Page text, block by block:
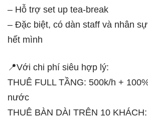
– Hỗ trợ set up tea-break
– Đặc biệt, có dàn staff và nhân
hết mình
📍Với chi phí siêu hợp lý:
THUÊ FULL TẦNG: 500k/h +
nước
THUÊ BÀN DÀI TRÊN 10